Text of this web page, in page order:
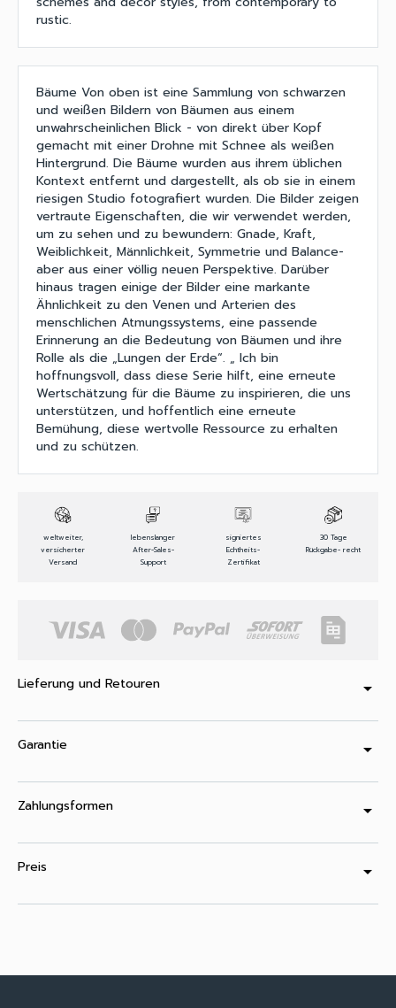
rustic.
Bäume Von oben ist eine Sammlung von schwarzen
und weißen Bildern von Bäumen aus einem
unwahrscheinlichen Blick - von direkt über Kopf
gemacht mit einer Drohne mit Schnee als weißen
Hintergrund. Die Bäume wurden aus ihrem üblichen
Kontext entfernt und dargestellt, als ob sie in einem
riesigen Studio fotografiert wurden. Die Bilder zeigen
vertraute Eigenschaften, die wir verwendet werden,
um zu sehen und zu bewundern: Gnade, Kraft,
Weiblichkeit, Männlichkeit, Symmetrie und Balance-
aber aus einer völlig neuen Perspektive. Darüber
hinaus tragen einige der Bilder eine markante
Ähnlichkeit zu den Venen und Arterien des
menschlichen Atmungssystems, eine passende
Erinnerung an die Bedeutung von Bäumen und ihre
Rolle als die „Lungen der Erde“. „ Ich bin
hoffnungsvoll, dass diese Serie hilft, eine erneute
Wertschätzung für die Bäume zu inspirieren, die uns
unterstützen, und hoffentlich eine erneute
Bemühung, diese wertvolle Ressource zu erhalten
und zu schützen.
weltweiter,
versicherter
Versand
lebenslanger
After-Sales-
Support
signiertes
Echtheits-
Zertifikat
30 Tage
Rückgabe- recht
Lieferung und Retouren arrow_drop_down
Garantie arrow_drop_down
Zahlungsformen arrow_drop_down
Preis arrow_drop_down